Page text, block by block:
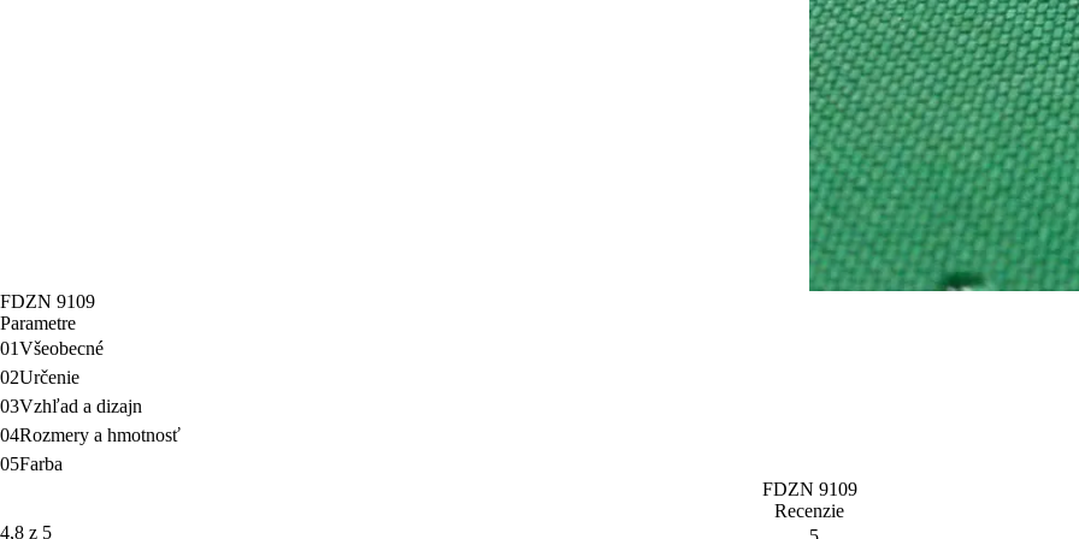
FDZN 9109
Parametre
01Všeobecné
02Určenie
03Vzhľad a dizajn
04Rozmery a hmotnosť
05Farba
FDZN 9109
Recenzie
4,8 z 5